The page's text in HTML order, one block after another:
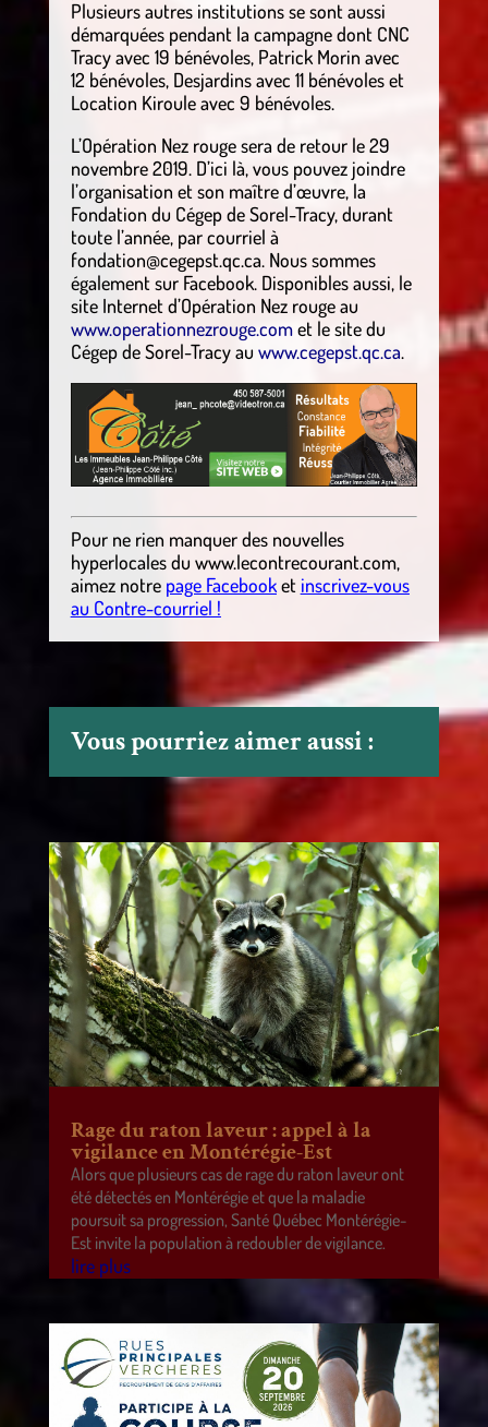
Plusieurs autres institutions se sont aussi
démarquées pendant la campagne dont CNC
Tracy avec 19 bénévoles, Patrick Morin avec
12 bénévoles, Desjardins avec 11 bénévoles et
Location Kiroule avec 9 bénévoles.
L’Opération Nez rouge sera de retour le 29
novembre 2019. D’ici là, vous pouvez joindre
l’organisation et son maître d’œuvre, la
Fondation du Cégep de Sorel-Tracy, durant
toute l’année, par courriel à
fondation@cegepst.qc.ca. Nous sommes
également sur Facebook. Disponibles aussi, le
site Internet d’Opération Nez rouge au
www.operationnezrouge.comet le site du
Cégep de Sorel-Tracy au www.cegepst.qc.ca.
Pour ne rien manquer des nouvelles
hyperlocalesdu www.lecontrecourant.com,
aimez notre page Facebooket inscrivez-vous
au Contre-courriel !
Vous pourriez aimer aussi :
Rage du raton laveur : appel à la
vigilance en Montérégie-Est
Alors que plusieurs cas de rage du raton laveur ont
été détectés en Montérégie et que la maladie
poursuit sa progression, Santé Québec Montérégie-
Est invite la population à redoubler de vigilance.
lire plus